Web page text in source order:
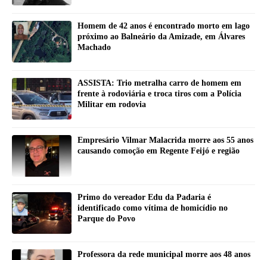
Homem de 42 anos é encontrado morto em lago
próximo ao Balneário da Amizade, em Álvares
Machado
ASSISTA: Trio metralha carro de homem em
frente à rodoviária e troca tiros com a Polícia
Militar em rodovia
Empresário Vilmar Malacrida morre aos 55 anos
causando comoção em Regente Feijó e região
Primo do vereador Edu da Padaria é
identificado como vítima de homicídio no
Parque do Povo
Professora da rede municipal morre aos 48 anos